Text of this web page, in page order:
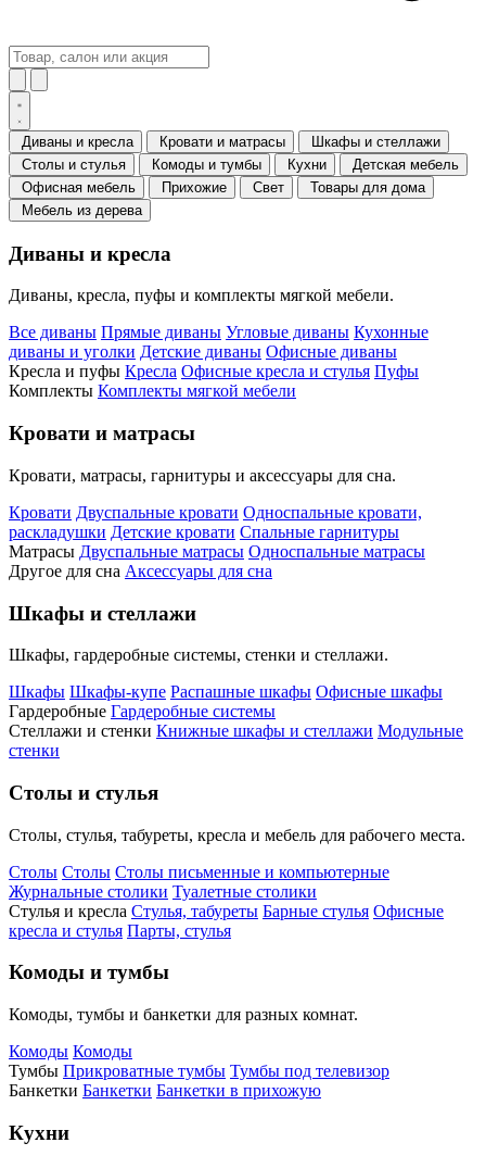
Диваны и кресла Кровати и матрасы
Шкафы и стеллажи
Столы и стулья
Комоды и тумбы Кухни
Детская мебель
Офисная мебель
Прихожие Свет
Товары для дома
Мебель из дерева
Диваны и кресла
Диваны, кресла, пуфы и комплекты мягкой мебели.
Все диваны Прямые диваны Угловые диваны Кухонные
диваны и уголки Детские диваны Офисные диваны
Кресла и пуфы Кресла Офисные кресла и стулья Пуфы
Комплекты Комплекты мягкой мебели
Кровати и матрасы
Кровати, матрасы, гарнитуры и аксессуары для сна.
Кровати Двуспальные кровати Односпальные кровати,
раскладушки Детские кровати Спальные гарнитуры
Матрасы Двуспальные матрасы Односпальные матрасы
Другое для сна Аксессуары для сна
Шкафы и стеллажи
Шкафы, гардеробные системы, стенки и стеллажи.
Шкафы Шкафы-купе Распашные шкафы Офисные шкафы
Гардеробные Гардеробные системы
Стеллажи и стенки Книжные шкафы и стеллажи Модульные
стенки
Столы и стулья
Столы, стулья, табуреты, кресла и мебель для рабочего места.
Столы Столы Столы письменные и компьютерные
Журнальные столики Туалетные столики
Стулья и кресла Стулья, табуреты Барные стулья Офисные
кресла и стулья Парты, стулья
Комоды и тумбы
Комоды, тумбы и банкетки для разных комнат.
Комоды Комоды
Тумбы Прикроватные тумбы Тумбы под телевизор
Банкетки Банкетки Банкетки в прихожую
Кухни